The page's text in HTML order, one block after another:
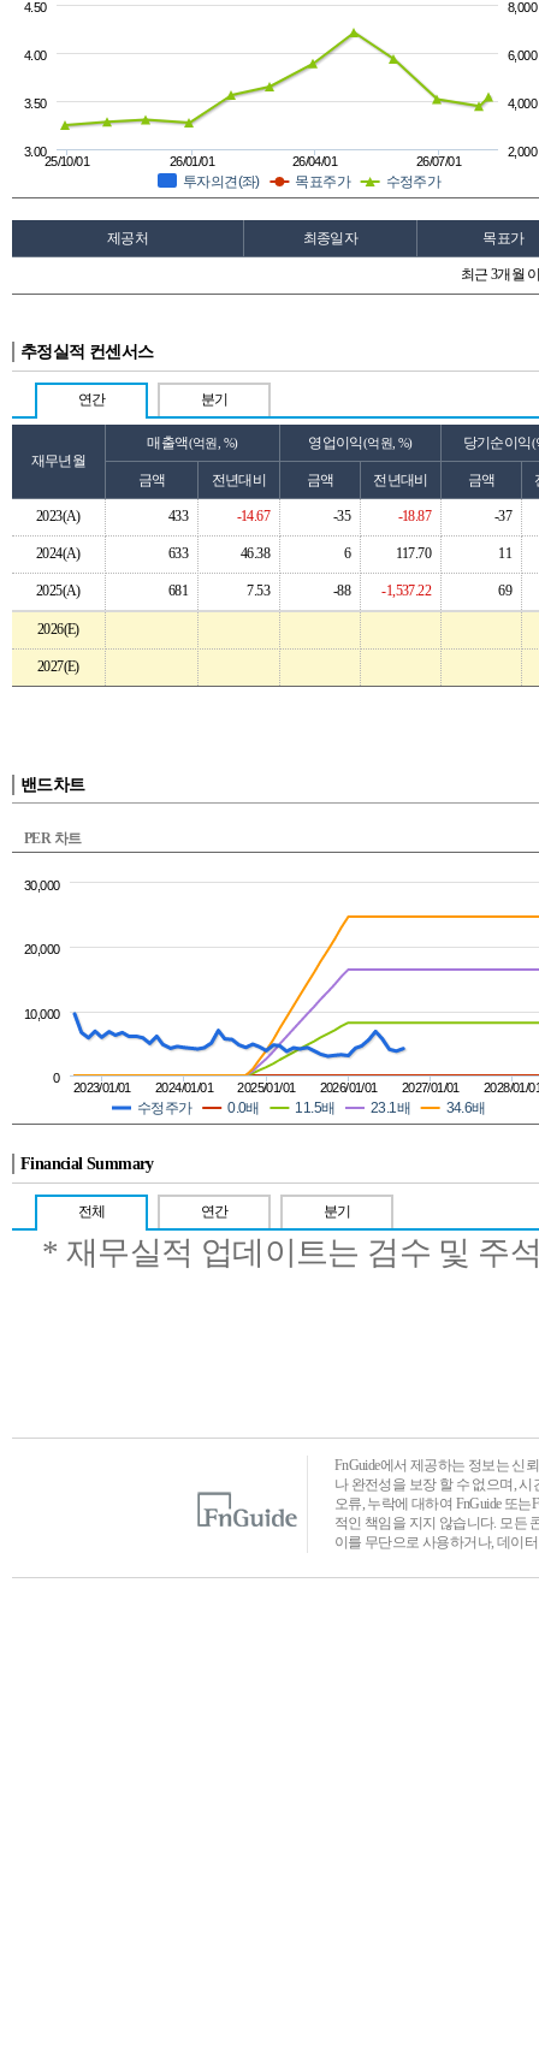
투자의견(좌) 목표주가 수정주가
26/01/01 26/07/01
25/10/01 26/04/01
2,000
4,000
6,000
8,000
3.00
3.50
4.00
4.50
제공처 최종일자 목표가
최근 3개월
추정실적 컨센서스
연간 분기
재무년월
매출액(억원, %) 영업이익(억원, %) 당기순이익(
금액 전년대비 금액 전년대비 금액
2023(A) 433 -14.67 -35 -18.87 -37
2024(A) 633 46.38 6 117.70 11
2025(A) 681 7.53 -88 -1,537.22 69
2026(E)
2027(E)
밴드차트
PER 차트
수정주가 0.0배 11.5배 23.1배 34.6배
2023/01/01 2024/01/01 2025/01/01 2026/01/01 2027/01/01 2028/01/
0
10,000
20,000
30,000
Financial Summary
전체 연간 분기
* 재무실적 업데이트는 검수 및 주
FnGuide에서 제공하는 정보는 신
나 완전성을 보장 할 수 없으며,
오류, 누락에 대하여 FnGuide 또
적인 책임을 지지 않습니다. 모든
이를 무단으로 사용하거나, 데이